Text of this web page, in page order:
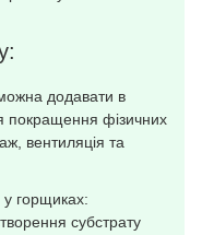
додавати в
покращення фізичних
вентиляція та
горщиках:
субстрату